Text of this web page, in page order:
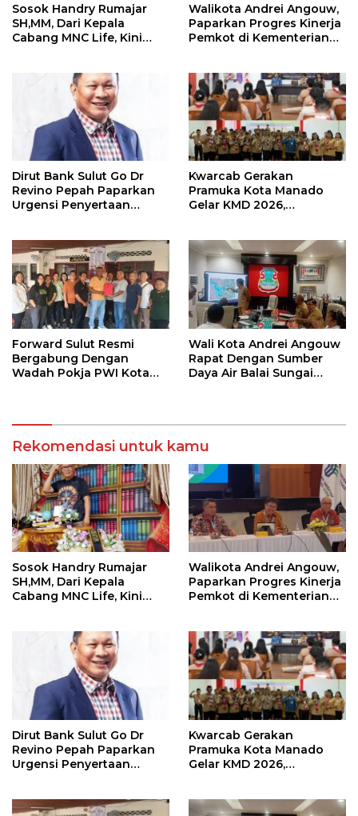
Sosok Handry Rumajar
SH,MM, Dari Kepala
Cabang MNC Life, Kini
Walikota Andrei Angouw,
Paparkan Progres Kinerja
Pemkot di Kementerian
Dirut Bank Sulut Go Dr
Revino Pepah Paparkan
Urgensi Penyertaan
Kwarcab Gerakan
Pramuka Kota Manado
Gelar KMD 2026,
Pramuka
Forward Sulut Resmi
Bergabung Dengan
Wadah Pokja PWI Kota
Wali Kota Andrei Angouw
Rapat Dengan Sumber
Daya Air Balai Sungai
Rekomendasi untuk kamu
Sosok Handry Rumajar
SH,MM, Dari Kepala
Cabang MNC Life, Kini
Walikota Andrei Angouw,
Paparkan Progres Kinerja
Pemkot di Kementerian
Dirut Bank Sulut Go Dr
Revino Pepah Paparkan
Urgensi Penyertaan
Kwarcab Gerakan
Pramuka Kota Manado
Gelar KMD 2026,
Pramuka